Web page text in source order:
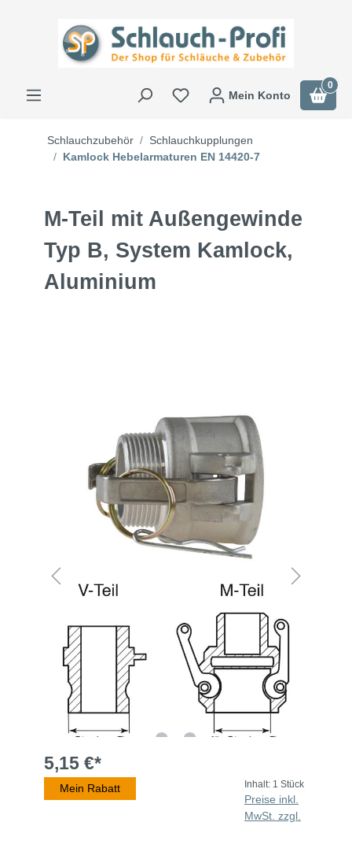
Mein Konto
0
Schlauchzubehör
Schlauchkupplungen
Kamlock Hebelarmaturen EN 14420-7
M-Teil mit Außengewinde
Typ B, System Kamlock,
Aluminium
5,15 €*
Mein Rabatt Inhalt: 1 Stück
Preise inkl.
MwSt. zzgl.